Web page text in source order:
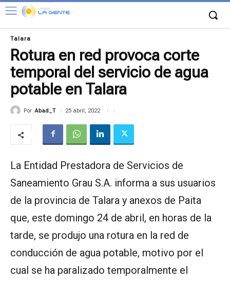
Talara
Rotura en red provoca corte
temporal del servicio de agua
potable en Talara
Por Abad_T 25 abril, 2022
La Entidad Prestadora de Servicios de
Saneamiento Grau S.A. informa a sus usuarios
de la provincia de Talara y anexos de Paita
que, este domingo 24 de abril, en horas de la
tarde, se produjo una rotura en la red de
conducción de agua potable, motivo por el
cual se ha paralizado temporalmente el